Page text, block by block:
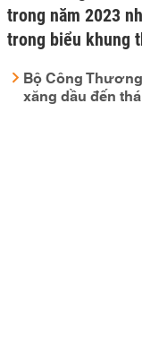
trong năm 2023
trong biểu khung
Bộ Công
xăng dầu đến